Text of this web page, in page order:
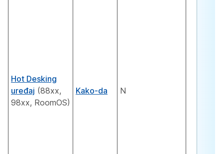
Hot Desking
uređaj (88xx,
98xx, RoomOS)
Kako-da N